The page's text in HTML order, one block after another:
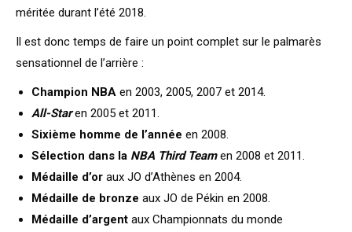
méritée durant l’été 2018.
Il est donc temps de faire un point complet sur le palmarès
sensationnel de l’arrière :
Champion NBA en 2003, 2005, 2007 et 2014.
All-Staren 2005 et 2011.
Sixième homme de l’année en 2008.
Sélection dans la NBA Third Teamen 2008 et 2011.
Médaille d’or aux JO d’Athènes en 2004.
Médaille de bronze aux JO de Pékin en 2008.
Médaille d’argent aux Championnats du monde